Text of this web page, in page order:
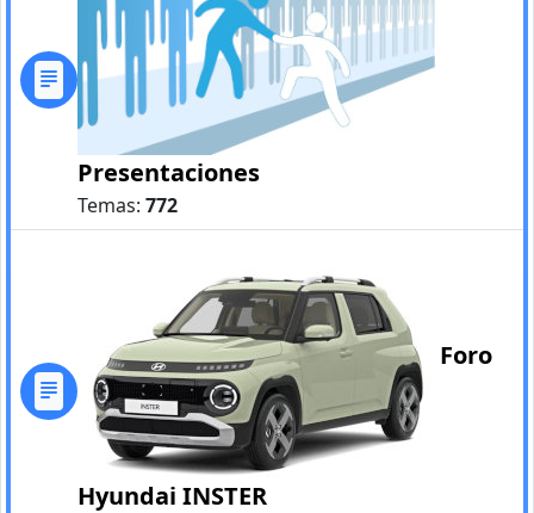
Presentaciones
Temas: 772
Foro
Hyundai INSTER